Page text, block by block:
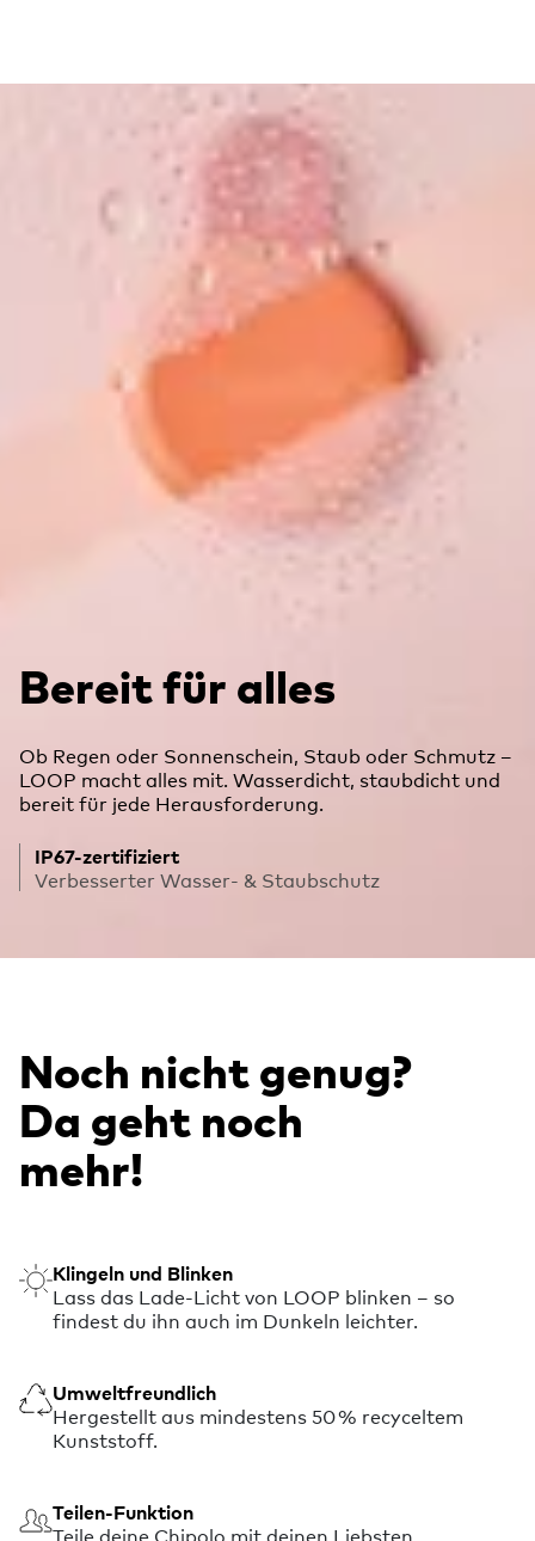
Bereit für alles
Ob Regen oder Sonnenschein, Staub oder Schmutz –
LOOP macht alles mit. Wasserdicht, staubdicht und
bereit für jede Herausforderung.
IP67-zertifiziert
Verbesserter Wasser- & Staubschutz
Noch nicht genug?
Da geht noch
mehr!
Klingeln und Blinken
Lass das Lade-Licht von LOOP blinken – so
findest du ihn auch im Dunkeln leichter.
Umweltfreundlich
Hergestellt aus mindestens 50 % recyceltem
Kunststoff.
Teilen-Funktion
Teile deine Chipolo mit deinen Liebsten.